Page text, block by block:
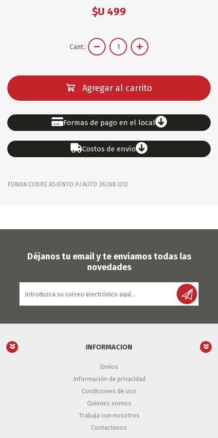
$U 499
Cant.:
Agregar al carrito
Formas de pago en el local
Costos de envío
FUNDA CUBRE ASIENTO P/AUTO 26268 Q12
Déjanos tu email y te enviamos todas las
novedades
INFORMACION
Envíos
Información de privacidad
Condiciones de uso
Quienes somos
Trabaja con nosotros
Contactenos